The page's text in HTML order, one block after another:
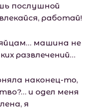
послушной
работай!
машина не
развлечений…
наконец-то,
и одел меня
я